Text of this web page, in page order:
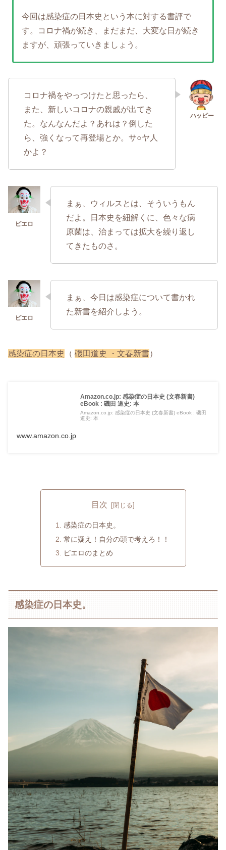
今回は感染症の日本史という本に対する書評で
す。コロナ禍が続き、まだまだ、大変な日が続き
ますが、頑張っていきましょう。
コロナ禍をやっつけたと思ったら、
また、新しいコロナの親戚が出てき
た。なんなんだよ？あれは？倒した
ら、強くなって再登場とか。サ○ヤ人
かよ？
まぁ、ウィルスとは、そういうもん
だよ。日本史を紐解くに、色々な病
原菌は、治まっては拡大を繰り返し
てきたものさ。
まぁ、今日は感染症について書かれ
た新書を紹介しよう。
感染症の日本史 （ 磯田道史 ・文春新書）
Amazon.co.jp: 感染症の日本史 (文春新書)
eBook : 磯田 道史: 本
Amazon.co.jp: 感染症の日本史 (文春新書) eBook : 磯田
道史: 本
www.amazon.co.jp
目次
感染症の日本史。
常に疑え！自分の頭で考えろ！！
ピエロのまとめ
感染症の日本史。